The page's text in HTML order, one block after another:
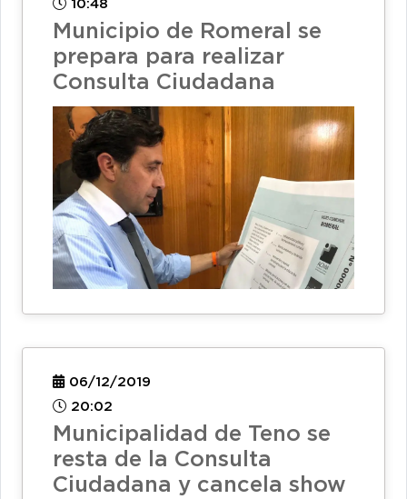
10:48
Municipio de Romeral se
prepara para realizar
Consulta Ciudadana
06/12/2019
20:02
Municipalidad de Teno se
resta de la Consulta
Ciudadana y cancela show